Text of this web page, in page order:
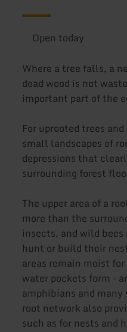
Open today
Where a tree falls, a
dead wood is not
important part of the
For uprooted trees
small landscapes of
depressions that
surrounding forest
The upper area of a
more than the
insects, and wild
hunt or build their
areas remain moist
water pockets form –
amphibians and
root network also
such as for nests and